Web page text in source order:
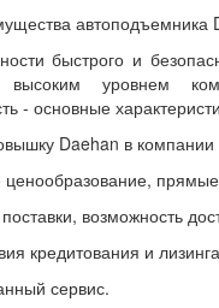
автоподъемника
быстрого и
уровнем
- основные
Daehan в компании
возможность
кредитования и
сервис.